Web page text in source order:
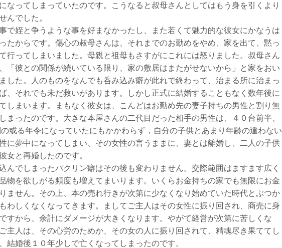
なってしまっていたのです。こうなると叔母さんとしてはもう身を引くより
んでした。
で姪と争うような事を好まなかったし、また若くて魅力的な彼女にかなうは
たからです。傷心の叔母さんは、それまでのお勤めをやめ、家を出て、黙っ
行ってしまいました。母親と祖母もさすがにこれには怒りました。叔母さん
「彼との関係が続いている限り、家の敷居はまたがせないから」と家をおい
した。人のものをなんでも呑み込み癖が此れで終わって、治まる所に治まっ
、それでも未だ救いがあります。しかし正式に結婚することもなく数年後に
しまいます。まもなく彼女は、こんどはお勤め先の妻子持ちの男性と割り無
まったのです。大きな本屋さんの二代目だった相手の男性は、４０台前半、
或る年令になっていたにもかかわらず，自分の子供とあまり年齢の違わない
に夢中になってしまい、その女性の言うままに、妻とは離婚し、二人の子供
女と再婚したのです。
んでしまったパクリン癖はその後も変わりません。交際範囲はますます広く
物を欲しがる頻度も増えてまいります。いくらお金持ちの家でも無限にお金
ません。その上、本の売れ行きが次第に少なくなり始めていた時代とぶつか
わしくなくなってきます。ましてご主人はその女性に振り回され、商売に身
すから、余計にダメージが大きくなります。やがて経営が次第に苦しくな
主人は、その心労のためか、その女の人に振り回されて、精魂尽き果ててし
結婚後１０年少しで亡くなってしまったのです。